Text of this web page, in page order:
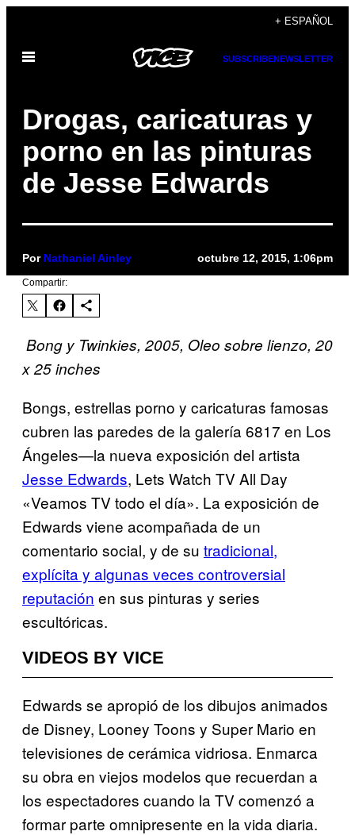
contenido
+ ESPAÑOL
Abrir
SUBSCRIBENEWSLETTER
Drogas, caricaturas y
porno en las pinturas
de Jesse Edwards
Por Nathaniel Ainley octubre 12, 2015, 1:06pm
Compartir:
Bong y Twinkies, 2005, Oleo sobre lienzo, 20
x 25 inches
Bongs, estrellas porno y caricaturas famosas
cubren las paredes de la galería 6817 en Los
Ángeles—la nueva exposición del artista
Jesse Edwards, Lets Watch TV All Day
«Veamos TV todo el día». La exposición de
Edwards viene acompañada de un
comentario social, y de su tradicional,
explícita y algunas veces controversial
reputación en sus pinturas y series
escultóricas.
VIDEOS BY VICE
Edwards se apropió de los dibujos animados
de Disney, Looney Toons y Super Mario en
televisiones de cerámica vidriosa. Enmarca
su obra en viejos modelos que recuerdan a
los espectadores cuando la TV comenzó a
formar parte omnipresente en la vida diaria.